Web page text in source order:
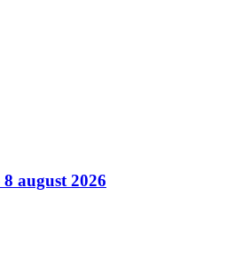
august 2026